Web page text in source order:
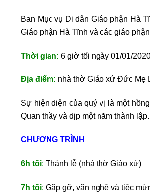
Ban Mục vụ Di dân Giáo phận Hà
Giáo phận Hà Tĩnh và các giáo
Thời gian: 6 giờ tối ngày 01/01/
Địa điểm: nhà thờ Giáo xứ Đức Mẹ
Sự hiện diện của quý vị là một
Quan thầy và dịp một năm thành lập.
CHƯƠNG TRÌNH
6h tối: Thánh lễ (nhà thờ Giáo xứ)
7h tối: Gặp gỡ, văn nghệ và tiệc